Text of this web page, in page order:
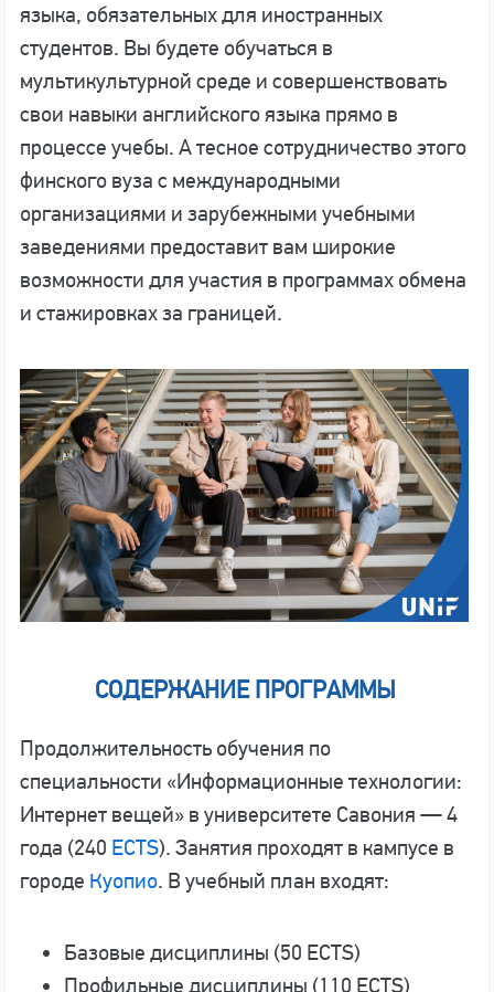
языка, обязательных для иностранных
студентов. Вы будете обучаться в
мультикультурной среде и совершенствовать
свои навыки английского языка прямо в
процессе учебы. А тесное сотрудничество этого
финского вуза с международными
организациями и зарубежными учебными
заведениями предоставит вам широкие
возможности для участия в программах обмена
и стажировках за границей.
СОДЕРЖАНИЕ ПРОГРАММЫ
Продолжительность обучения по
специальности «Информационные технологии:
Интернет вещей» в университете Савония — 4
года (240 ECTS). Занятия проходят в кампусе в
городе Куопио. В учебный план входят:
Базовые дисциплины (50 ECTS)
Профильные дисциплины (110 ECTS)